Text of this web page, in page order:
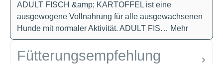
ADULT FISCH &amp; KARTOFFEL ist eine
ausgewogene Vollnahrung für alle ausgewachsenen
Hunde mit normaler Aktivität. ADULT FIS… Mehr
Fütterungsempfehlung